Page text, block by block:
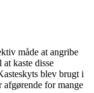
måde at angribe
kaste disse
blev brugt i
afgørende for mange